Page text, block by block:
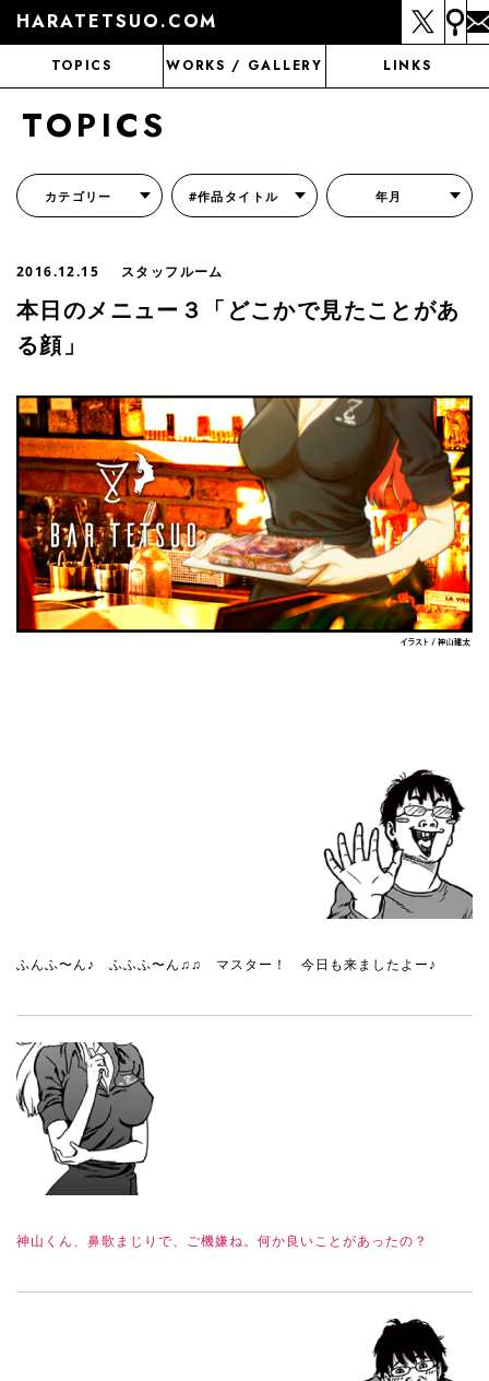
HARATETSUO.COM
TOPICS WORKS / GALLERY LINKS
TOPICS
カテゴリー #作品タイトル 年月
2016.12.15 スタッフルーム
本日のメニュー３「どこかで見たことがあ
る顔」
ふんふ〜ん♪ ふふふ〜ん♫♫ マスター！ 今日も来ましたよー♪
神山くん、鼻歌まじりで、ご機嫌ね。何か良いことがあったの？